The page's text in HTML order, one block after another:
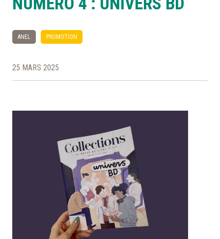
À LA POINTE DE LA PROFESSION
À PROPOS
ANEL PROMOTION
25 MARS 2025